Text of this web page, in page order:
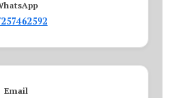
Email